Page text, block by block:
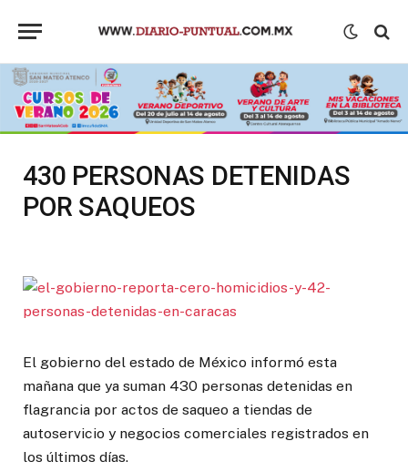
430 PERSONAS DETENIDAS
POR SAQUEOS
El gobierno del estado de México informó esta
mañana que ya suman 430 personas detenidas en
flagrancia por actos de saqueo a tiendas de
autoservicio y negocios comerciales registrados en
los últimos días.